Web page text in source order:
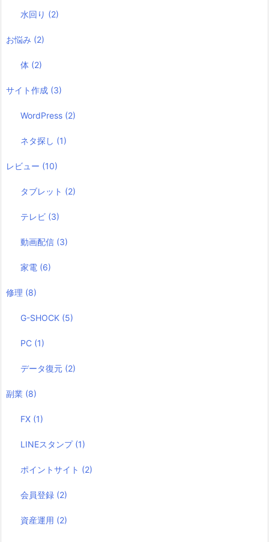
水回り (2)
お悩み (2)
体 (2)
サイト作成 (3)
WordPress (2)
ネタ探し (1)
レビュー (10)
タブレット (2)
テレビ (3)
動画配信 (3)
家電 (6)
修理 (8)
G-SHOCK (5)
PC (1)
データ復元 (2)
副業 (8)
FX (1)
LINEスタンプ (1)
ポイントサイト (2)
会員登録 (2)
資産運用 (2)